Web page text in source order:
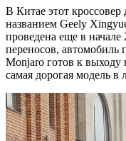
В Китае этот кроссовер
названием Geely
проведена еще в начале
переносов, автомобиль
Monjaro готов к выходу
самая дорогая модель